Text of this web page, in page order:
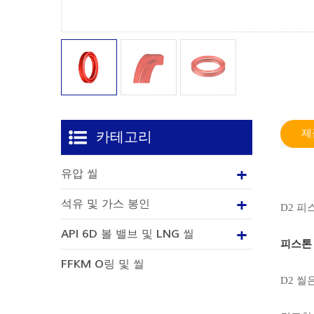
D2 피
피스톤
D2 씰
카테고리
유압 씰
석유 및 가스 봉인
API 6D 볼 밸브 및 LNG 씰
FFKM O링 및 씰